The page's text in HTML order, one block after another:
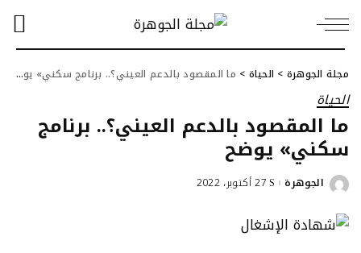
مجلة الجوهرة > الحياة > ما المقصود بالدعم العيني؟.. برنامج سكني» يوضح
الحياة
ما المقصود بالدعم العيني؟.. برنامج
سكني» يوضح
Posted
الجوهرة 27 أكتوبر، 2022